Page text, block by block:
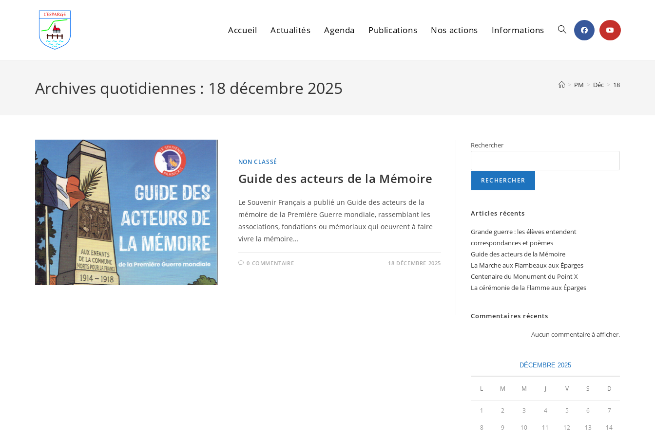
Accueil Actualités Agenda Publications Nos actions Informations Toggle
website
search
Archives quotidiennes : 18 décembre 2025 > PM > Déc > 18
NON CLASSÉ
Guide des acteurs de la Mémoire
Le Souvenir Français a publié un Guide des acteurs de la
mémoire de la Première Guerre mondiale, rassemblant les
associations, fondations ou mémoriaux qui oeuvrent à faire
vivre la mémoire…
0 COMMENTAIRE 18 DÉCEMBRE 2025
Rechercher
RECHERCHER
Articles récents
Grande guerre : les élèves entendent
correspondances et poèmes
Guide des acteurs de la Mémoire
La Marche aux Flambeaux aux Éparges
Centenaire du Monument du Point X
La cérémonie de la Flamme aux Éparges
Commentaires récents
Aucun commentaire à afficher.
DÉCEMBRE 2025
L M M J V S D
1 2 3 4 5 6 7
8 9 10 11 12 13 14